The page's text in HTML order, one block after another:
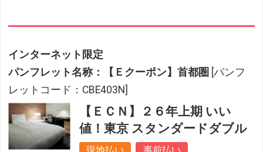
インターネット限定
パンフレット名称：【Ｅクーポン】首都圏 [パンフ
レットコード：CBE403N]
【ＥＣＮ】２６年上期 いい
値！東京 スタンダードダブル